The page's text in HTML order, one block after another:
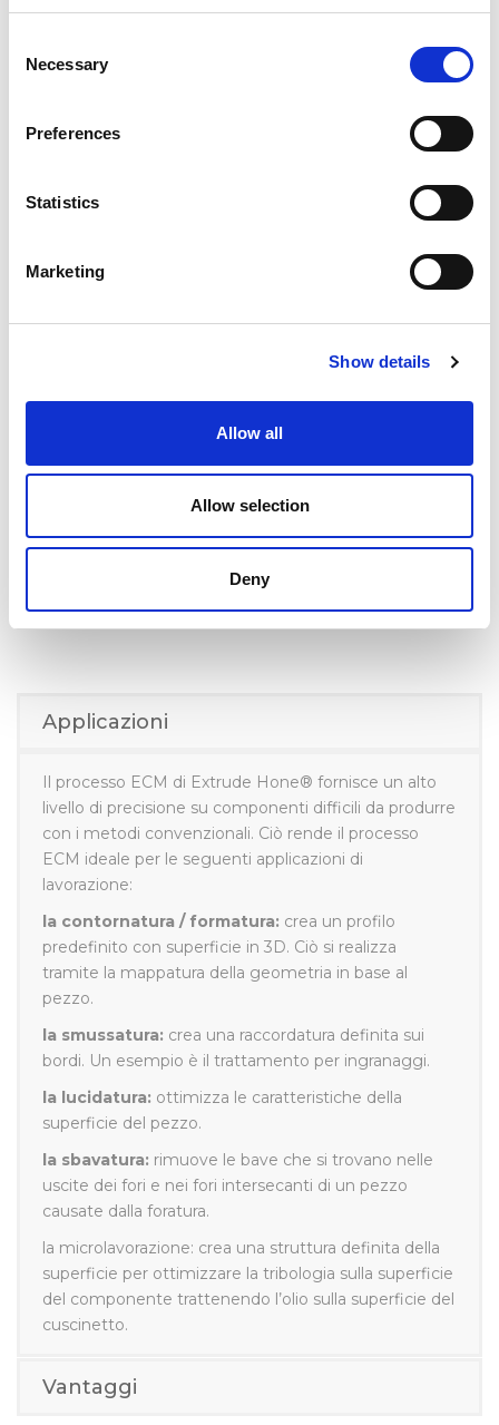
Selection
Necessary
Preferences
Statistics
Marketing
Show details
Allow all
Allow selection
Deny
Applicazioni
Il processo ECM di Extrude Hone® fornisce un alto
livello di precisione su componenti difficili da produrre
con i metodi convenzionali. Ciò rende il processo
ECM ideale per le seguenti applicazioni di
lavorazione:
la contornatura / formatura: crea un profilo
predefinito con superficie in 3D. Ciò si realizza
tramite la mappatura della geometria in base al
pezzo.
la smussatura: crea una raccordatura definita sui
bordi. Un esempio è il trattamento per ingranaggi.
la lucidatura: ottimizza le caratteristiche della
superficie del pezzo.
la sbavatura: rimuove le bave che si trovano nelle
uscite dei fori e nei fori intersecanti di un pezzo
causate dalla foratura.
la microlavorazione: crea una struttura definita della
superficie per ottimizzare la tribologia sulla superficie
del componente trattenendo l’olio sulla superficie del
cuscinetto.
Vantaggi